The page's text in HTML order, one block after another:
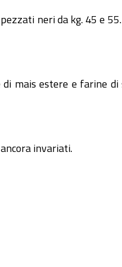
neri da kg. 45 e
mais estere e farine di
invariati.